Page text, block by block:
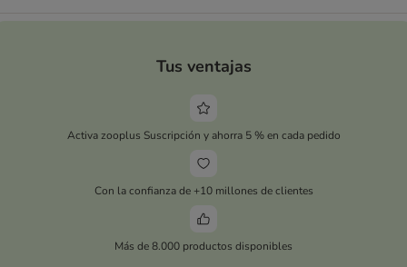
Tus ventajas
Activa zooplus Suscripción y ahorra 5 % en cada pedido
Con la confianza de +10 millones de clientes
Más de 8.000 productos disponibles